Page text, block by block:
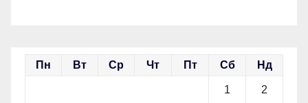
Пн Вт Ср Чт Пт Сб Нд
1 2